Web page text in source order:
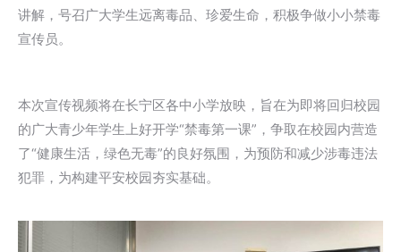
讲解，号召广大学生远离毒品、珍爱生命，积极争做小小禁毒
宣传员。
本次宣传视频将在长宁区各中小学放映，旨在为即将回归校园
的广大青少年学生上好开学“禁毒第一课”，争取在校园内营造
了“健康生活，绿色无毒”的良好氛围，为预防和减少涉毒违法
犯罪，为构建平安校园夯实基础。